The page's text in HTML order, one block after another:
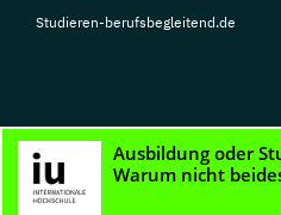
Studieren-berufsbegleitend.de
© Copyright 2026, TarGroup Media GmbH